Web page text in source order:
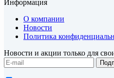
Информация
О компании
Новости
Политика
Новости и акции только для